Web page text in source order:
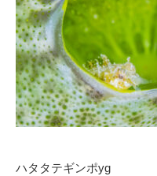
ハタタテギンポyg